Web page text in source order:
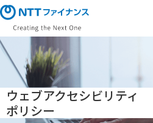
メ
イ
ン
コ
ン
ツ
ウェブアクセシビリティ
ポリシー